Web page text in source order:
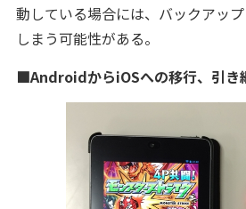
動している場合には、バックアッ
しまう可能性がある。
■AndroidからiOSへの移行、引き